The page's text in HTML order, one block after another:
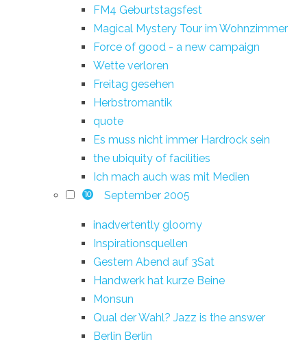
FM4 Geburtstagsfest
Magical Mystery Tour im Wohnzimmer
Force of good - a new campaign
Wette verloren
Freitag gesehen
Herbstromantik
quote
Es muss nicht immer Hardrock sein
the ubiquity of facilities
Ich mach auch was mit Medien
10 September 2005
inadvertently gloomy
Inspirationsquellen
Gestern Abend auf 3Sat
Handwerk hat kurze Beine
Monsun
Qual der Wahl? Jazz is the answer
Berlin Berlin